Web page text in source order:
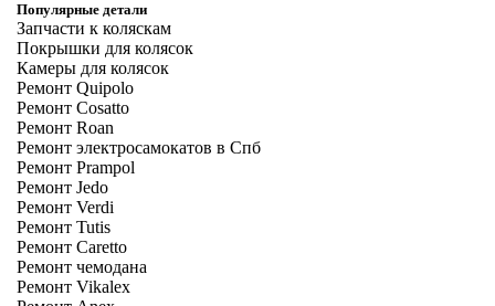
Популярные детали
Запчасти к коляскам
Покрышки для колясок
Камеры для колясок
Ремонт Quipolo
Ремонт Cosatto
Ремонт Roan
Ремонт электросамокатов в Спб
Ремонт Prampol
Ремонт Jedo
Ремонт Verdi
Ремонт Tutis
Ремонт Caretto
Ремонт чемодана
Ремонт Vikalex